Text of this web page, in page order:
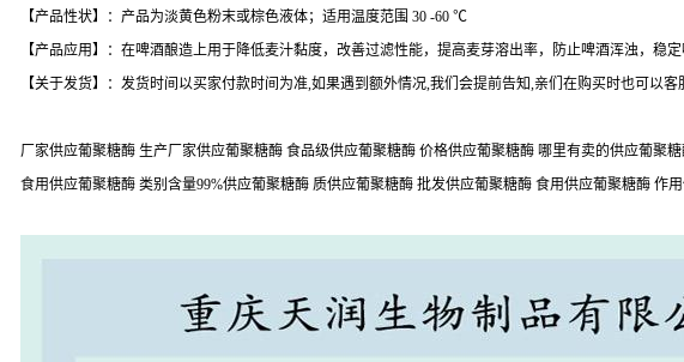
【产品性状】：产品为淡黄色粉末或棕色液体；适用温度范围 30 -60 ℃
【产品应用】：在啤酒酿造上用于降低麦汁黏度，改善过滤性能，提高麦芽溶出率，防止啤酒浑浊，稳定
【关于发货】：发货时间以买家付款时间为准,如果遇到额外情况,我们会提前告知,亲们在购买时也可以客
厂家供应葡聚糖酶 生产厂家供应葡聚糖酶 食品级供应葡聚糖酶 价格供应葡聚糖酶 哪里有卖的供应葡
食用供应葡聚糖酶 类别含量99%供应葡聚糖酶 质供应葡聚糖酶 批发供应葡聚糖酶 食用供应葡聚糖酶 作